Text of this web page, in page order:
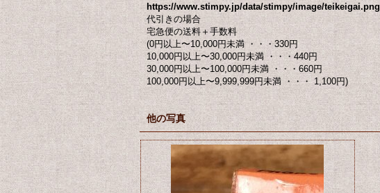
https://www.stimpy.jp/data/stimpy/image/teikeigai.png
代引きの場合
宅急便の送料＋手数料
(0円以上〜10,000円未満 ・・・330円
10,000円以上〜30,000円未満 ・・・440円
30,000円以上〜100,000円未満 ・・・660円
100,000円以上〜9,999,999円未満 ・・・ 1,100円)
他の写真